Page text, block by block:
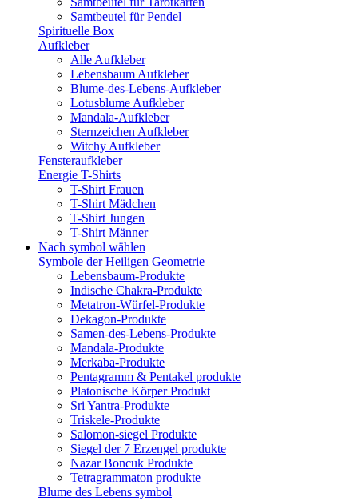
Samtbeutel für Pendel
Spirituelle Box
Aufkleber
Alle Aufkleber
Lebensbaum Aufkleber
Blume-des-Lebens-Aufkleber
Lotusblume Aufkleber
Mandala-Aufkleber
Sternzeichen Aufkleber
Witchy Aufkleber
Fensteraufkleber
Energie T-Shirts
T-Shirt Frauen
T-Shirt Mädchen
T-Shirt Jungen
T-Shirt Männer
Nach symbol wählen
Symbole der Heiligen Geometrie
Lebensbaum-Produkte
Indische Chakra-Produkte
Metatron-Würfel-Produkte
Dekagon-Produkte
Samen-des-Lebens-Produkte
Mandala-Produkte
Merkaba-Produkte
Pentagramm & Pentakel produkte
Platonische Körper Produkt
Sri Yantra-Produkte
Triskele-Produkte
Salomon-siegel Produkte
Siegel der 7 Erzengel produkte
Nazar Boncuk Produkte
Tetragrammaton produkte
Blume des Lebens symbol​